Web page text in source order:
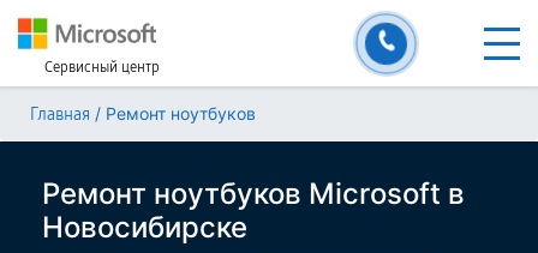
Сервисный центр
Главная / Ремонт ноутбуков
Ремонт ноутбуков Microsoft в
Новосибирске